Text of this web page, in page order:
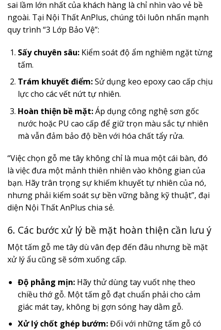
sai lầm lớn nhất của khách hàng là chỉ nhìn vào vẻ bề
ngoài. Tại Nội Thất AnPlus, chúng tôi luôn nhấn mạnh
quy trình “3 Lớp Bảo Vệ”:
Sấy chuyên sâu:Kiểm soát độ ẩm nghiêm ngặt từng
tấm.
Trám khuyết điểm:Sử dụng keo epoxy cao cấp chịu
lực cho các vết nứt tự nhiên.
Hoàn thiện bề mặt:Áp dụng công nghệ sơn gốc
nước hoặc PU cao cấp để giữ trọn màu sắc tự nhiên
mà vẫn đảm bảo độ bền với hóa chất tẩy rửa.
“Việc chọn gỗ me tây không chỉ là mua một cái bàn, đó
là việc đưa một mảnh thiên nhiên vào không gian của
bạn. Hãy trân trọng sự khiếm khuyết tự nhiên của nó,
nhưng phải kiểm soát sự bền vững bằng kỹ thuật”, đại
diện Nội Thất AnPlus chia sẻ.
6. Các bước xử lý bề mặt hoàn thiện cần lưu ý
Một tấm gỗ me tây dù vân đẹp đến đâu nhưng bề mặt
xử lý ẩu cũng sẽ sớm xuống cấp.
Độ phẳng mịn:Hãy thử dùng tay vuốt nhẹ theo
chiều thớ gỗ. Một tấm gỗ đạt chuẩn phải cho cảm
giác mát tay, không bị gợn sóng hay dằm gỗ.
Xử lý chốt ghép bướm:Đối với những tấm gỗ có